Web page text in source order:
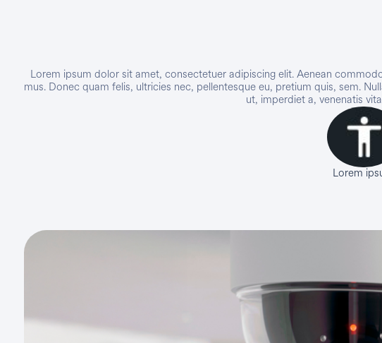
Lorem ipsum dolor sit amet, consectetuer adipiscing elit. Aenean
mus. Donec quam felis, ultricies nec, pellentesque eu, pretium quis, sem.
ut, imperdiet a, venenatis
Lorem